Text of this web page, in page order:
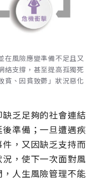
在風險應變準備不足且又
絡支撐，甚至提高孤獨死
貧、因貧致鬱」狀況惡化
乏足夠的社會連結
準備；一旦遭遇疾
，又因缺乏支持而
，使下一次面對風
人生風險管理不能